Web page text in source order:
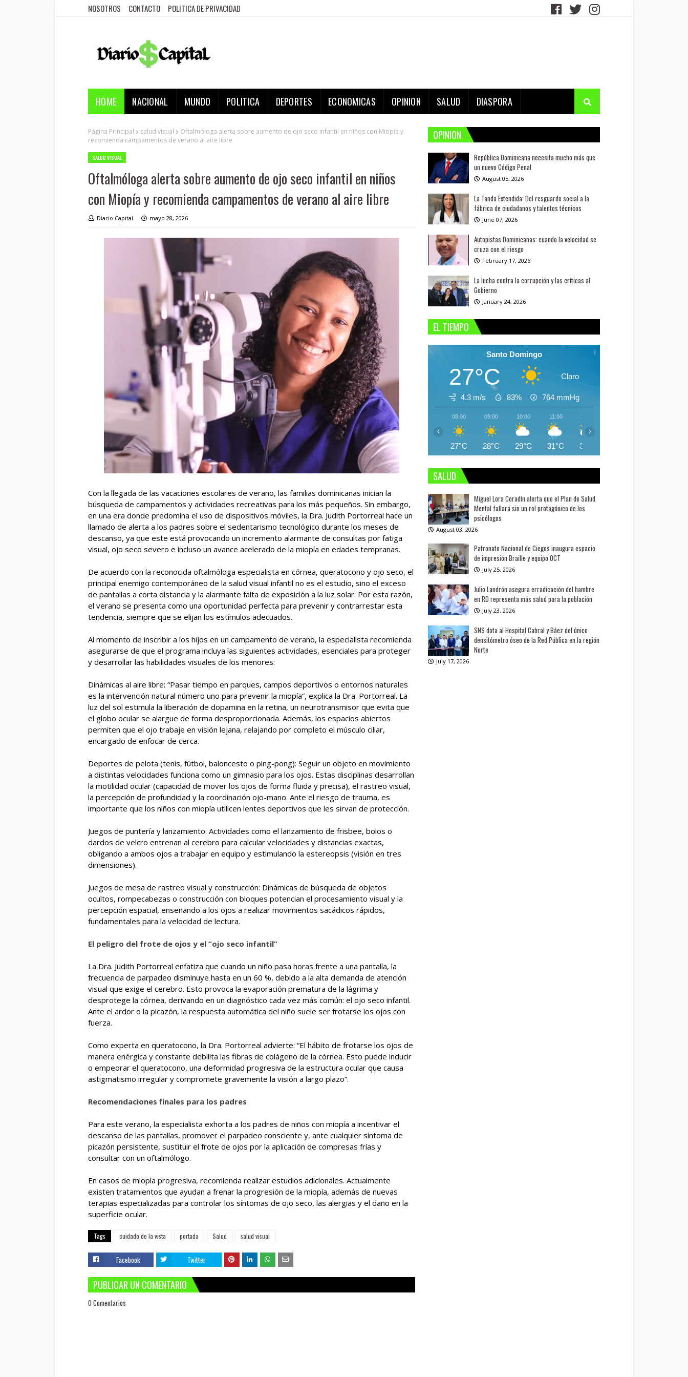
NOSOTROS CONTACTO POLITICA DE PRIVACIDAD
HOME NACIONAL MUNDO POLITICA DEPORTES ECONOMICAS OPINION SALUD DIASPORA
Página Principal salud visual
Oftalmóloga alerta sobre aumento de ojo seco infantil en niños con Miopía y
recomienda campamentos de verano al aire libre
SALUD VISUAL
Oftalmóloga alerta sobre aumento de ojo seco infantil en niños
con Miopía y recomienda campamentos de verano al aire libre
Diario Capital mayo 28, 2026
Con la llegada de las vacaciones escolares de verano, las familias dominicanas inician la
búsqueda de campamentos y actividades recreativas para los más pequeños. Sin embargo,
en una era donde predomina el uso de dispositivos móviles, la Dra. Judith Portorreal hace un
llamado de alerta a los padres sobre el sedentarismo tecnológico durante los meses de
descanso, ya que este está provocando un incremento alarmante de consultas por fatiga
visual, ojo seco severo e incluso un avance acelerado de la miopía en edades tempranas.
De acuerdo con la reconocida oftalmóloga especialista en córnea, queratocono y ojo seco, el
principal enemigo contemporáneo de la salud visual infantil no es el estudio, sino el exceso
de pantallas a corta distancia y la alarmante falta de exposición a la luz solar. Por esta razón,
el verano se presenta como una oportunidad perfecta para prevenir y contrarrestar esta
tendencia, siempre que se elijan los estímulos adecuados.
Al momento de inscribir a los hijos en un campamento de verano, la especialista recomienda
asegurarse de que el programa incluya las siguientes actividades, esenciales para proteger
y desarrollar las habilidades visuales de los menores:
Dinámicas al aire libre: “Pasar tiempo en parques, campos deportivos o entornos naturales
es la intervención natural número uno para prevenir la miopía”, explica la Dra. Portorreal. La
luz del sol estimula la liberación de dopamina en la retina, un neurotransmisor que evita que
el globo ocular se alargue de forma desproporcionada. Además, los espacios abiertos
permiten que el ojo trabaje en visión lejana, relajando por completo el músculo ciliar,
encargado de enfocar de cerca.
Deportes de pelota (tenis, fútbol, baloncesto o ping-pong): Seguir un objeto en movimiento
a distintas velocidades funciona como un gimnasio para los ojos. Estas disciplinas desarrollan
la motilidad ocular (capacidad de mover los ojos de forma fluida y precisa), el rastreo visual,
la percepción de profundidad y la coordinación ojo-mano. Ante el riesgo de trauma, es
importante que los niños con miopía utilicen lentes deportivos que les sirvan de protección.
Juegos de puntería y lanzamiento: Actividades como el lanzamiento de frisbee, bolos o
dardos de velcro entrenan al cerebro para calcular velocidades y distancias exactas,
obligando a ambos ojos a trabajar en equipo y estimulando la estereopsis (visión en tres
dimensiones).
Juegos de mesa de rastreo visual y construcción: Dinámicas de búsqueda de objetos
ocultos, rompecabezas o construcción con bloques potencian el procesamiento visual y la
percepción espacial, enseñando a los ojos a realizar movimientos sacádicos rápidos,
fundamentales para la velocidad de lectura.
El peligro del frote de ojos y el “ojo seco infantil”
La Dra. Judith Portorreal enfatiza que cuando un niño pasa horas frente a una pantalla, la
frecuencia de parpadeo disminuye hasta en un 60 %, debido a la alta demanda de atención
visual que exige el cerebro. Esto provoca la evaporación prematura de la lágrima y
desprotege la córnea, derivando en un diagnóstico cada vez más común: el ojo seco infantil.
Ante el ardor o la picazón, la respuesta automática del niño suele ser frotarse los ojos con
fuerza.
Como experta en queratocono, la Dra. Portorreal advierte: “El hábito de frotarse los ojos de
manera enérgica y constante debilita las fibras de colágeno de la córnea. Esto puede inducir
o empeorar el queratocono, una deformidad progresiva de la estructura ocular que causa
astigmatismo irregular y compromete gravemente la visión a largo plazo”.
Recomendaciones finales para los padres
Para este verano, la especialista exhorta a los padres de niños con miopía a incentivar el
descanso de las pantallas, promover el parpadeo consciente y, ante cualquier síntoma de
picazón persistente, sustituir el frote de ojos por la aplicación de compresas frías y
consultar con un oftalmólogo.
En casos de miopía progresiva, recomienda realizar estudios adicionales. Actualmente
existen tratamientos que ayudan a frenar la progresión de la miopía, además de nuevas
terapias especializadas para controlar los síntomas de ojo seco, las alergias y el daño en la
superficie ocular.
Tags cuidado de la vista portada Salud salud visual
Facebook Twitter
PUBLICAR UN COMENTARIO
0 Comentarios
OPINION
República Dominicana necesita mucho más que
un nuevo Código Penal
August 05, 2026
La Tanda Extendida: Del resguardo social a la
fábrica de ciudadanos y talentos técnicos
June 07, 2026
Autopistas Dominicanas: cuando la velocidad se
cruza con el riesgo
February 17, 2026
La lucha contra la corrupción y las críticas al
Gobierno
January 24, 2026
EL TIEMPO
Santo Domingo
27°C Claro
4.3 m/s 83% 764 mmHg
08:00
27°C
09:00
28°C
10:00
29°C
11:00
31°C
12:00
31°C
‹ ›
SALUD
Miguel Lora Coradín alerta que el Plan de Salud
Mental fallará sin un rol protagónico de los
psicólogos
August 03, 2026
Patronato Nacional de Ciegos inaugura espacio
de impresión Braille y equipo OCT
July 25, 2026
Julio Landrón asegura erradicación del hambre
en RD representa más salud para la población
July 23, 2026
SNS dota al Hospital Cabral y Báez del único
densitómetro óseo de la Red Pública en la región
Norte
July 17, 2026